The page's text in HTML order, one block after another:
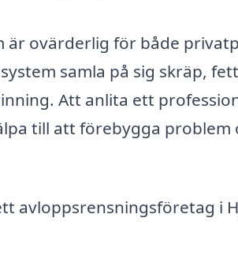
är ovärderlig för både
samla på sig skräp,
Att anlita ett
till att förebygga problem
avloppsrensningsföretag i